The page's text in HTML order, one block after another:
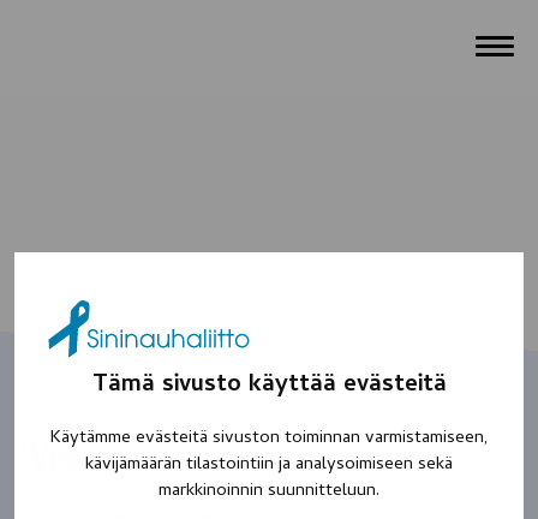
Tämä sivusto käyttää evästeitä
Käytämme evästeitä sivuston toiminnan varmistamiseen,
kävijämäärän tilastointiin ja analysoimiseen sekä
markkinoinnin suunnitteluun.
Veera